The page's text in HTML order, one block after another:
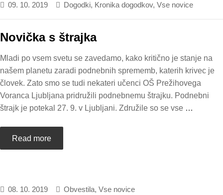
09. 10. 2019 Dogodki, Kronika dogodkov, Vse novice
Novička s štrajka
Mladi po vsem svetu se zavedamo, kako kritično je stanje na
našem planetu zaradi podnebnih sprememb, katerih krivec je
človek. Zato smo se tudi nekateri učenci OŠ Prežihovega
Voranca Ljubljana pridružili podnebnemu štrajku. Podnebni
štrajk je potekal 27. 9. v Ljubljani. Združile so se vse …
Read more
08. 10. 2019 Obvestila, Vse novice